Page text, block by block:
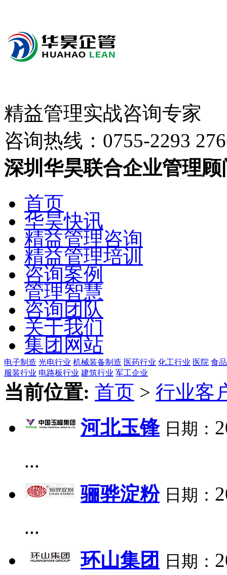
精益管理实战咨询专家
咨询热线： 0755-2293
深圳华昊联合企业管理
首页
华昊快讯
精益管理咨询
精益管理培训
咨询案例
管理智慧
咨询团队
关于我们
集团网站
电子制造 光电行业 机械装备制造 医药行业 化工行业 医院 食
服装行业 电路板行业 建筑行业 军工企业
当前位置: 首页 > 行业客
河北玉锋 日期：
...
骊骅淀粉 日期：
...
环山集团
日期：